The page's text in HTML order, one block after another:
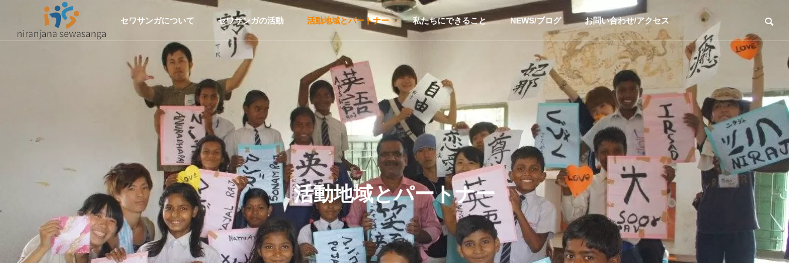
セワサンガについて セワサンガの活動 活動地域とパートナー 私たちにできること NEWS/ブログ お問い合わせ/アクセス
活動地域とパートナー